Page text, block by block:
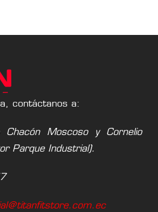
contáctanos a:
Chacón Moscoso y Cornelio
Parque Industrial).